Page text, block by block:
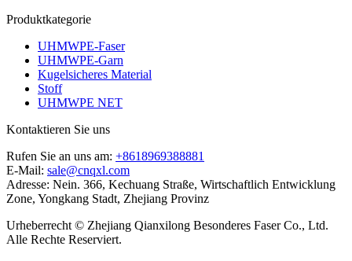
Produktkategorie
UHMWPE-Faser
UHMWPE-Garn
Kugelsicheres Material
Stoff
UHMWPE NET
Kontaktieren Sie uns
Rufen Sie an uns am: +8618969388881
E-Mail: sale@cnqxl.com
Adresse: Nein. 366, Kechuang Straße, Wirtschaftlich Entwicklung
Zone, Yongkang Stadt, Zhejiang Provinz
Urheberrecht © Zhejiang Qianxilong Besonderes Faser Co., Ltd.
Alle Rechte Reserviert.